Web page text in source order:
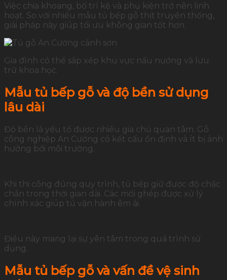
Việc chia khoang, bố trí kệ và phụ kiện trở nên linh
hoạt. So với nhiều mẫu tủ bếp gỗ thịt truyền thống,
giải pháp này giúp tối ưu không gian tốt hơn.
Gia đình có thể sắp xếp khu vực nấu nướng và lưu
trữ khoa học.
Mẫu tủ bếp gỗ và độ bền sử dụng
lâu dài
Độ bền là yếu tố được nhiều gia chủ quan tâm. Gỗ
công nghiệp An Cường có kết cấu ổn định và ít bị ảnh
hưởng bởi môi trường.
Khi thi công đúng quy trình, tủ bếp giữ được độ chắc
chắn trong thời gian dài. Các mối ghép được xử lý
chính xác giúp tủ vận hành êm ái.
Điều này mang lại sự yên tâm trong quá trình sử
dụng.
Mẫu tủ bếp gỗ và vấn đề vệ sinh